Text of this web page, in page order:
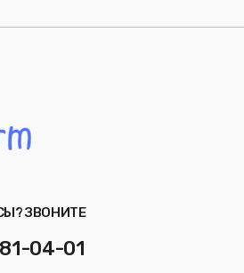
ЗВОНИТЕ
04-01